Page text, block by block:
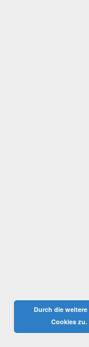
Durch die
Cookies zu.